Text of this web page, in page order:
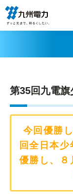
第35回九電
今回優勝
回全日本
優勝し、８